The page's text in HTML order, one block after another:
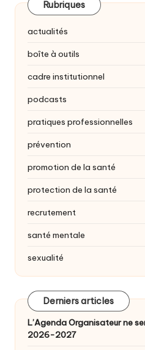
Rubriques
actualités
boîte à outils
cadre institutionnel
podcasts
pratiques professionnelles
prévention
promotion de la santé
protection de la santé
recrutement
santé mentale
sexualité
Derniers articles
L’Agenda Organisateur ne
2026-2027